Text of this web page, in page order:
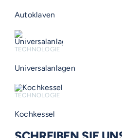
Autoklaven
TECHNOLOGIE
Universalanlagen
TECHNOLOGIE
Kochkessel